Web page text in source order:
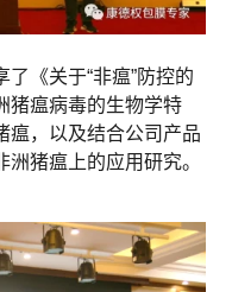
《关于“非瘟”防控的
猪瘟病毒的生物学特
瘟，以及结合公司产品
猪瘟上的应用研究。